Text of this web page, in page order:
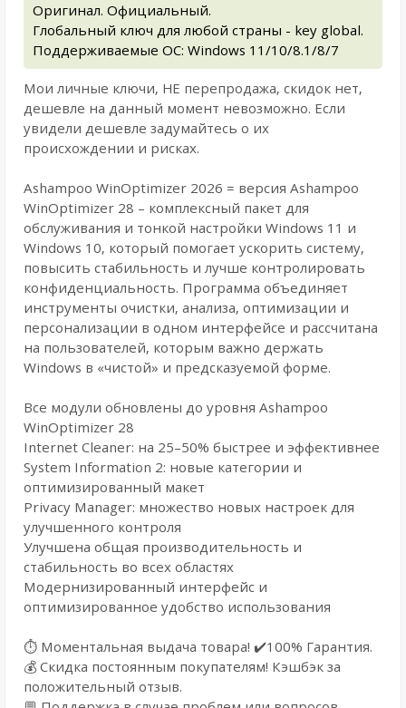
Оригинал. Официальный.
Глобальный ключ для любой страны - key global.
Поддерживаемые ОС: Windows 11/10/8.1/8/7
Мои личные ключи, НЕ перепродажа, скидок нет,
дешевле на данный момент невозможно. Если
увидели дешевле задумайтесь о их
происхождении и рисках.
Ashampoo WinOptimizer 2026 = версия Ashampoo
WinOptimizer 28 – комплексный пакет для
обслуживания и тонкой настройки Windows 11 и
Windows 10, который помогает ускорить систему,
повысить стабильность и лучше контролировать
конфиденциальность. Программа объединяет
инструменты очистки, анализа, оптимизации и
персонализации в одном интерфейсе и рассчитана
на пользователей, которым важно держать
Windows в «чистой» и предсказуемой форме.
Все модули обновлены до уровня Ashampoo
WinOptimizer 28
Internet Cleaner: на 25–50% быстрее и эффективнее
System Information 2: новые категории и
оптимизированный макет
Privacy Manager: множество новых настроек для
улучшенного контроля
Улучшена общая производительность и
стабильность во всех областях
Модернизированный интерфейс и
оптимизированное удобство использования
⏱️ Моментальная выдача товара! ✔️100% Гарантия.
💰 Cкидка постоянным покупателям! Кэшбэк за
положительный отзыв.